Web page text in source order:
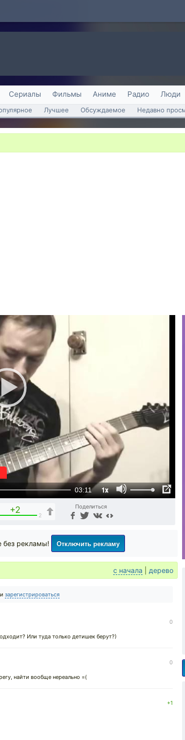
Сериалы Фильмы Аниме Радио Люди
Лучшее Обсуждаемое Недавно
03:11 1x
+2
2
Поделиться
без рекламы! Отключить рекламу
с начала дерево
зарегистрироваться
0
Или туда только детишек берут?)
0
найти вообще нереально =(
+1